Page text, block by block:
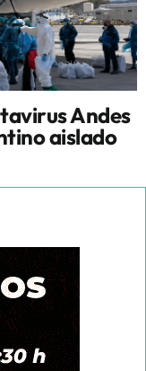
Andes
aislado